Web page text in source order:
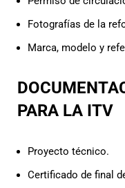
Fotografías de la
Marca, modelo y
PARA LA ITV
Proyecto técnico.
Certificado de final